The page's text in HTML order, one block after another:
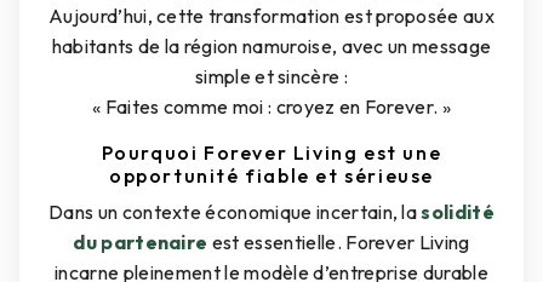
Aujourd’hui, cette transformation est proposée aux
habitants de la région namuroise, avec un message
simple et sincère :
« Faites comme moi : croyez en Forever. »
Pourquoi Forever Living est une
opportunité fiable et sérieuse
Dans un contexte économique incertain, lasolidité
du partenaire est essentielle. Forever Living
incarne pleinement le modèle d’entreprise durable